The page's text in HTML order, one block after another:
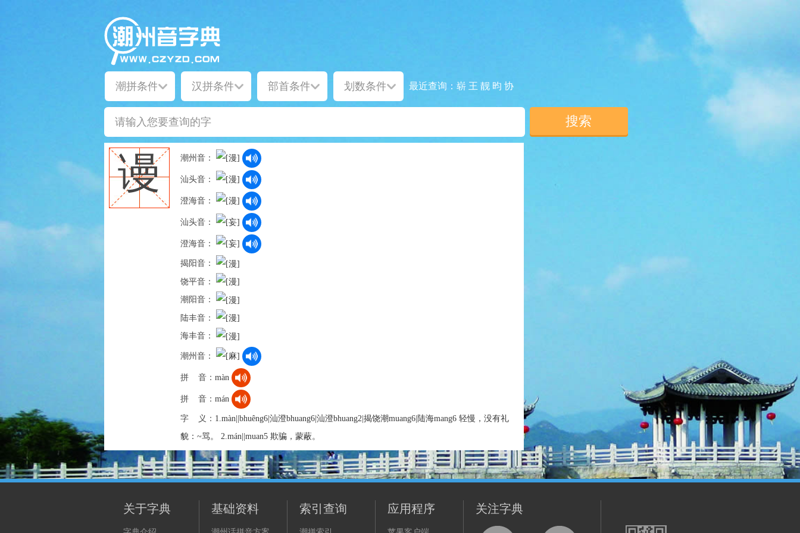
最近查询： 崭 王 靓 昀 协
谩 潮州音：
汕头音：
澄海音：
汕头音：
澄海音：
揭阳音：
饶平音：
潮阳音：
陆丰音：
海丰音：
潮州音：
拼 音： màn
拼 音： mán
字 义： 1.màn||bhuêng6|汕澄bhuang6|汕澄bhuang2|揭饶潮muang6|陆海mang6 轻慢，没有礼
貌：~骂。 2.mán||muan5 欺骗，蒙蔽。
关于字典 基础资料 索引查询 应用程序 关注字典